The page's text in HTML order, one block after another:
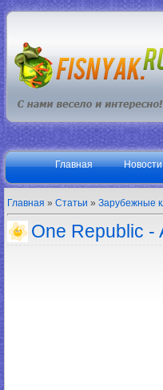
Главная Новости
Главная » Статьи » Зарубежные
One Republic -